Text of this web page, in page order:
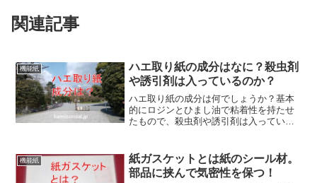
関連記事
機能紙
ハエ取り紙の成分はなに？殺虫剤
や誘引剤は入っているのか？
ハエ取り紙の成分は何でしょうか？基本
的にロジンとひまし油で粘着性を持たせ
たもので、殺虫剤や誘引剤は入っていま
し、ハエ取り紙の成分が無害なため、ま
だ使われている分野もあるようです。
機能紙
紙ガスケットとは紙のシール材。
部品に挟んで気密性を保つ！